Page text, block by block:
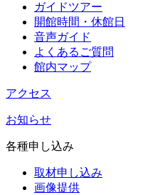
ガイドツアー
開館時間・休館日
音声ガイド
よくあるご質問
館内マップ
アクセス
お知らせ
各種申し込み
取材申し込み
画像提供